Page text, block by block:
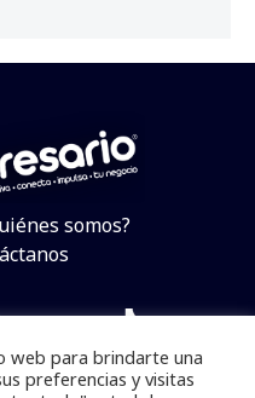
somos?
Telegram
YouTube
TikTok
web para brindarte una
preferencias y visitas